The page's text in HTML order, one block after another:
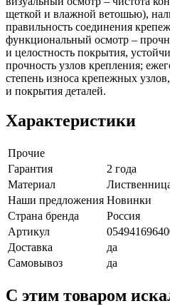
щеткой и влажной ветошью),
правильность соединения
функциональный осмотр –
и целостность покрытия,
прочность узлов крепления;
степень износа крепежных
и покрытия деталей.
Характеристики
Прочие
Гарантия
2 года
Материал
Наши предложения Новинки
Страна бренда
Россия
Артикул
Доставка
да
Самовывоз
да
C этим товаром